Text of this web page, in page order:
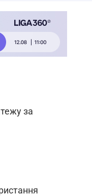
за